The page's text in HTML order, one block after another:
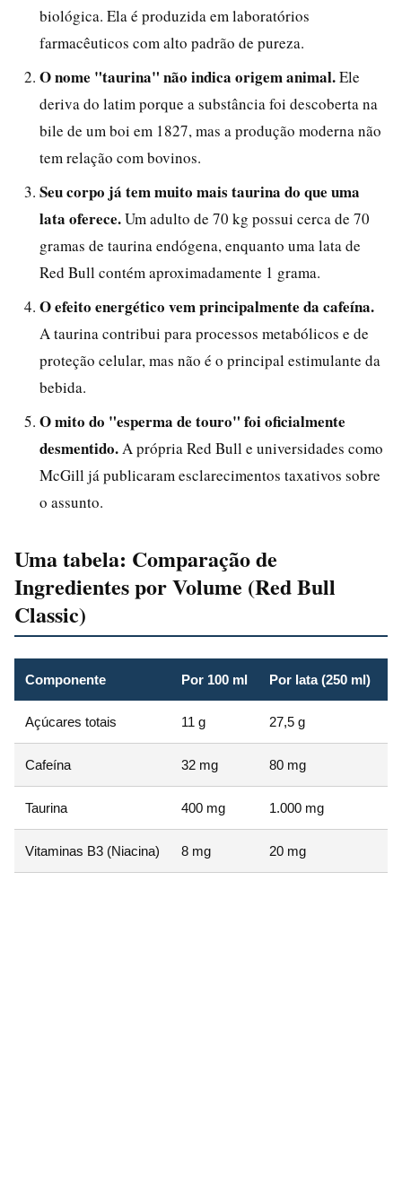
biológica. Ela é produzida em laboratórios
farmacêuticos com alto padrão de pureza.
O nome "taurina" não indica origem animal.Ele
deriva do latim porque a substância foi descoberta na
bile de um boi em 1827, mas a produção moderna não
tem relação com bovinos.
Seu corpo já tem muito mais taurina do que uma
lata oferece.Um adulto de 70 kg possui cerca de 70
gramas de taurina endógena, enquanto uma lata de
Red Bull contém aproximadamente 1 grama.
O efeito energético vem principalmente da cafeína.
A taurina contribui para processos metabólicos e de
proteção celular, mas não é o principal estimulante da
bebida.
O mito do "esperma de touro" foi oficialmente
desmentido. A própria Red Bull e universidades como
McGill já publicaram esclarecimentos taxativos sobre
o assunto.
Uma tabela: Comparação de
Ingredientes por Volume (Red Bull
Classic)
Componente Por 100 ml Por lata (250 ml)
Açúcares totais 11 g 27,5 g
Cafeína 32 mg 80 mg
Taurina 400 mg 1.000 mg
Vitaminas B3 (Niacina) 8 mg 20 mg